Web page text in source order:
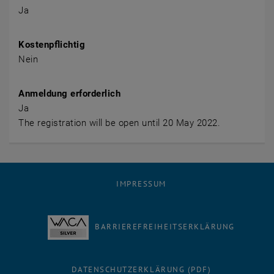
Ja
Kostenpflichtig
Nein
Anmeldung erforderlich
Ja
The registration will be open until 20 May 2022.
IMPRESSUM
BARRIEREFREIHEITSERKLÄRUNG
DATENSCHUTZERKLÄRUNG (PDF)